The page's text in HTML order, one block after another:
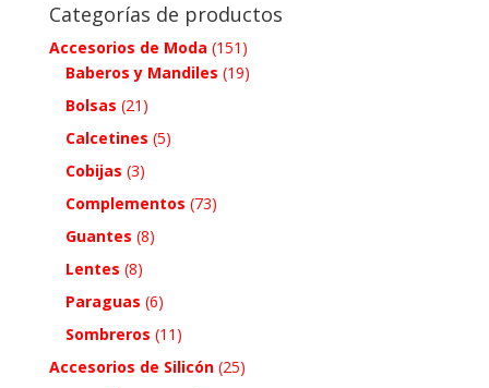
Categorías de productos
Accesorios de Moda (151)
Baberos y Mandiles (19)
Bolsas (21)
Calcetines (5)
Cobijas (3)
Complementos (73)
Guantes (8)
Lentes (8)
Paraguas (6)
Sombreros (11)
Accesorios de Silicón (25)